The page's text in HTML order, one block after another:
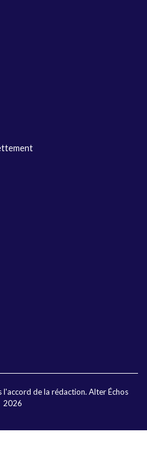
de la rédaction. Alter Échos
2026